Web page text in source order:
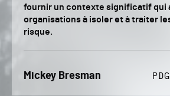
fournir un contexte significatif qui
organisations à isoler et à traiter
risque.
Mickey Bresman